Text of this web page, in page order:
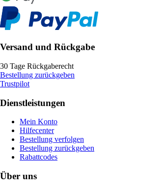
Versand und Rückgabe
30 Tage Rückgaberecht
Bestellung zurückgeben
Trustpilot
Dienstleistungen
Mein Konto
Hilfecenter
Bestellung verfolgen
Bestellung zurückgeben
Rabattcodes
Über uns